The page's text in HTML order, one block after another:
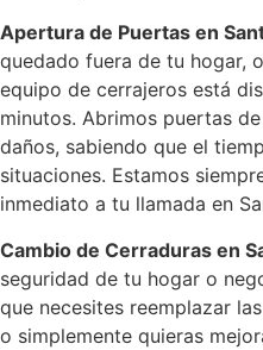
Apertura de Puertas en
quedado fuera de tu hogar,
equipo de cerrajeros está
minutos. Abrimos puertas
daños, sabiendo que el
situaciones. Estamos
inmediato a tu llamada en
Cambio de Cerraduras en
seguridad de tu hogar o
que necesites reemplazar
o simplemente quieras